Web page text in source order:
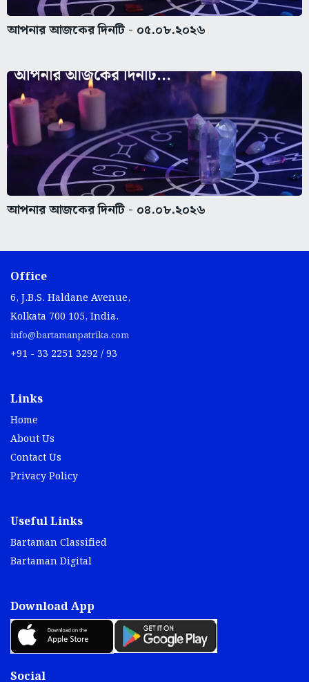
আপনার আজকের দিনটি - ০৫.০৮.২০২৬
আপনার আজকের দিনটি - ০৪.০৮.২০২৬
Office
6, J.B.S. Haldane Avenue,
Kolkata 700 105, India.
info@bartamanpatrika.com
+91 - 33 2251 3292 / 93
Links
Home
About Us
Contact Us
Privacy Policy
Useful Links
Bartaman Classified
Bartaman Digital
Download App
Social